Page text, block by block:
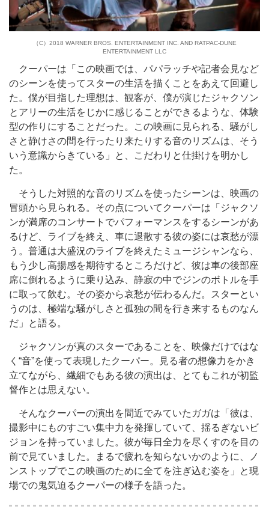
（C）2018 WARNER BROS. ENTERTAINMENT INC. AND RATPAC-DUNE
ENTERTAINMENT LLC
クーパーは「この映画では、パパラッチや記者会見など
のシーンを使ってスターの生活を描くことをあえて回避し
た。僕が目指した理想は、観客が、僕が演じたジャクソン
とアリーの生活をじかに感じることができるような、体験
型の作りにすることだった。この映画に見られる、騒がし
さと静けさの間を行ったり来たりする音のリズムは、そう
いう意識からきている」と、こだわりと仕掛けを明かし
た。
そうした対照的な音のリズムを使ったシーンは、映画の
冒頭から見られる。その点についてクーパーは「ジャクソ
ンが満席のコンサートでパフォーマンスをするシーンがあ
るけど、ライブを終え、車に退散する彼の姿には哀愁が漂
う。普通は大盛況のライブを終えたミュージシャンなら、
もう少し高揚感を期待するところだけど、彼は車の後部座
席に倒れるように乗り込み、静寂の中でジンのボトルを手
に取って飲む。その姿から哀愁が伝わるんだ。スターとい
うのは、極端な騒がしさと孤独の間を行き来するものなん
だ」と語る。
ジャクソンが真のスターであることを、映像だけではな
く“音”を使って表現したクーパー。見る者の想像力をかき
立てながら、繊細でもある彼の演出は、とてもこれが初監
督作とは思えない。
そんなクーパーの演出を間近でみていたガガは「彼は、
撮影中にものすごい集中力を発揮していて、揺るぎないビ
ジョンを持っていました。彼が毎日全力を尽くすのを目の
前で見ていました。まるで疲れを知らないかのように、ノ
ンストップでこの映画のために全てを注ぎ込む姿を」と現
場での鬼気迫るクーパーの様子を語った。